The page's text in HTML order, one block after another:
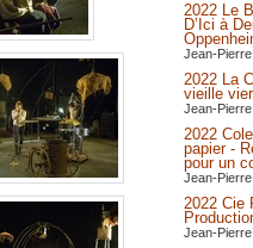
2022 Le
D’Ici à
Jean-
2022 La
vieille
Jean-
2022
papier -
pour un
Jean-
2022 Cie
Jean-